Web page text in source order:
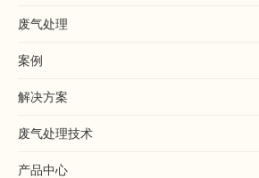
废气处理
案例
解决方案
废气处理技术
产品中心